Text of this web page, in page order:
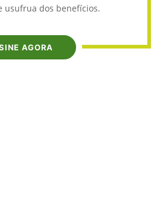
usufrua dos benefícios.
AGORA